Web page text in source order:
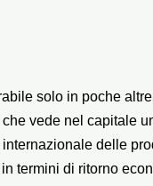
solo in poche
vede nel capitale
delle
termini di ritorno